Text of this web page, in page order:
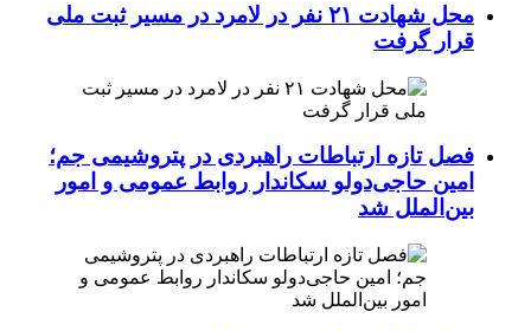
محل شهادت ۲۱ نفر در لامرد در مسیر ثبت ملی
قرار گرفت
فصل تازه ارتباطات راهبردی در پتروشیمی جم؛
امین حاجی‌دولو سکاندار روابط عمومی و امور
بین‌الملل شد